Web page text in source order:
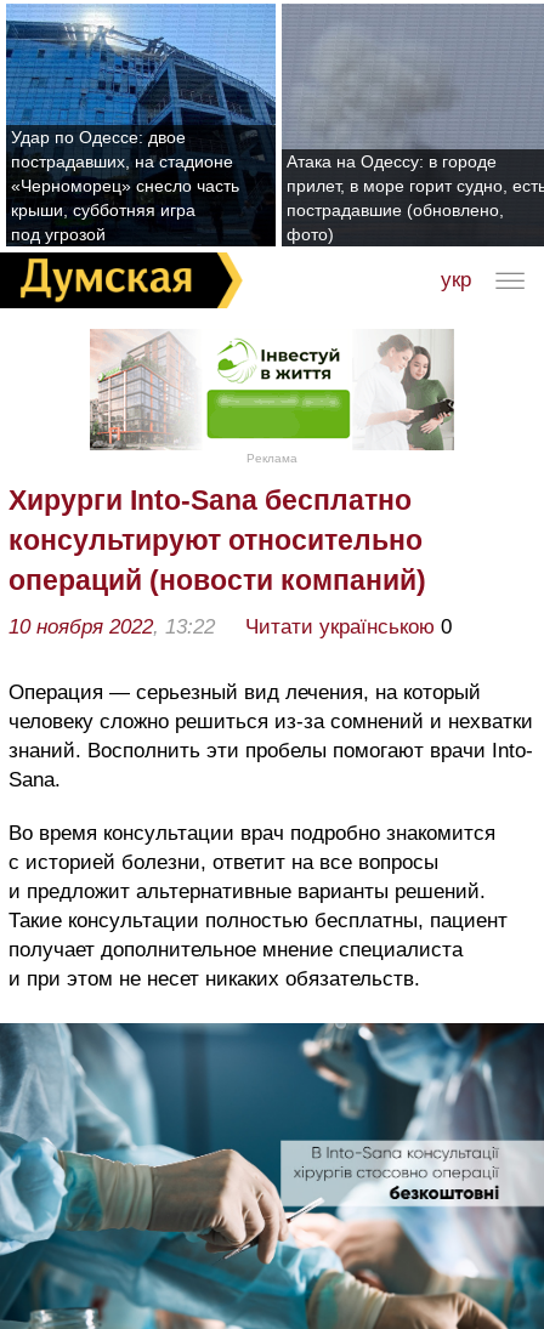
Удар по Одессе: двое
пострадавших, на стадионе
«Черноморец» снесло часть
крыши, субботняя игра
под угрозой
Атака на Одессу: в городе
прилет, в море горит судно,
пострадавшие (обновлено,
фото)
укр
Реклама
Хирурги Into-Sana бесплатно
консультируют относительно
операций (новости компаний)
10 ноября 2022, 13:22 Читати українською 0
Операция — серьезный вид лечения, на который
человеку сложно решиться из-за сомнений и нехватки
знаний. Восполнить эти пробелы помогают врачи Into-
Sana.
Во время консультации врач подробно знакомится
с историей болезни, ответит на все вопросы
и предложит альтернативные варианты решений.
Такие консультации полностью бесплатны, пациент
получает дополнительное мнение специалиста
и при этом не несет никаких обязательств.